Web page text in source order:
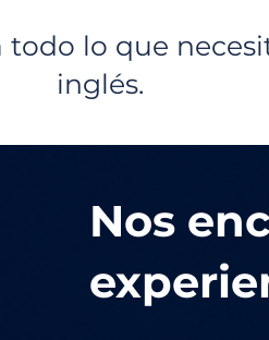
lo que
inglés.
Nos